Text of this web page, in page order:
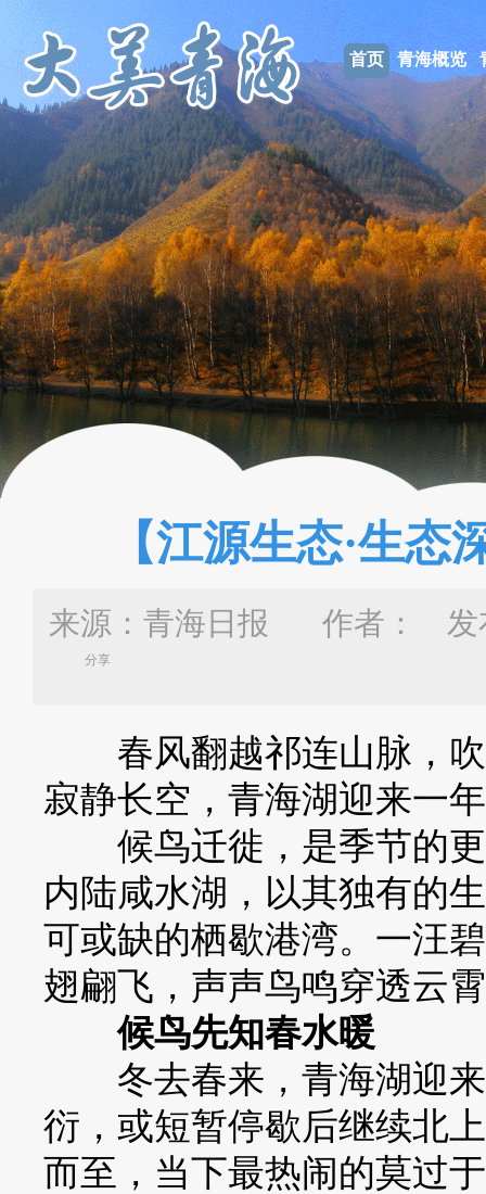
首页 青海概览
【江源生态·生
来源：青海日报 作者： 发
分享
春风翻越祁连山脉，吹
寂静长空，青海湖迎来一
候鸟迁徙，是季节的更
内陆咸水湖，以其独有的
可或缺的栖歇港湾。一汪
翅翩飞，声声鸟鸣穿透云
候鸟先知春水暖
冬去春来，青海湖迎来
衍，或短暂停歇后继续北
而至，当下最热闹的莫过